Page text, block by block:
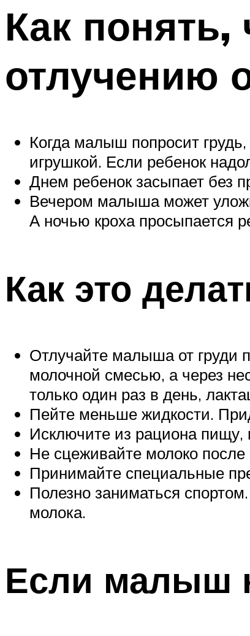
Как
отлучению
Когда малыш попросит
игрушкой. Если ребенок
Днем ребенок засыпает без
Вечером малыша может
А ночью кроха просыпается
Как это
Отлучайте малыша от груди
молочной смесью, а через
только один раз в день,
Пейте меньше жидкости.
Исключите из рациона пищу,
Не сцеживайте молоко после
Принимайте специальные
Полезно заниматься
молока.
Если малыш